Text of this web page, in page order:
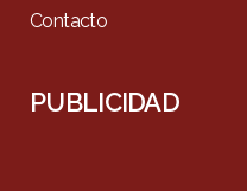
Contacto
PUBLICIDAD